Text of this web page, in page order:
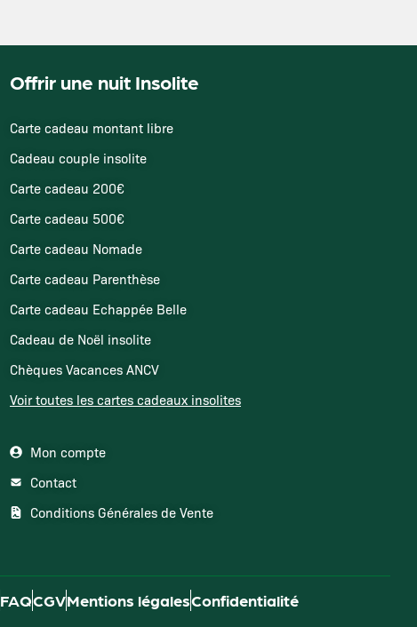
Offrir une nuit Insolite
Carte cadeau montant libre
Cadeau couple insolite
Carte cadeau 200€
Carte cadeau 500€
Carte cadeau Nomade
Carte cadeau Parenthèse
Carte cadeau Echappée Belle
Cadeau de Noël insolite
Chèques Vacances ANCV
Voir toutes les cartes cadeaux insolites
Mon compte
Contact
Conditions Générales de Vente
FAQCGVMentions légalesConfidentialité